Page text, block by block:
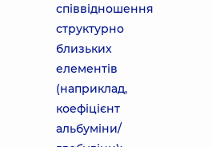
співвідношення
структурно
близьких
елементів
(наприклад,
коефіцієнт
альбуміни/